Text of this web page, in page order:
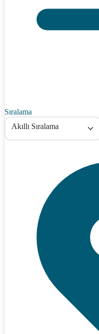
Sıralama
Akıllı Sıralama